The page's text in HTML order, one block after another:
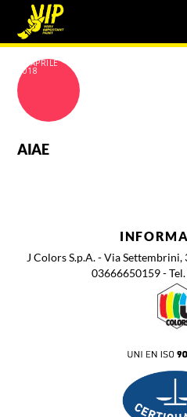
18 APRILE
2018
AIAE
J Colors S.p.A. - Via
03666650159 -